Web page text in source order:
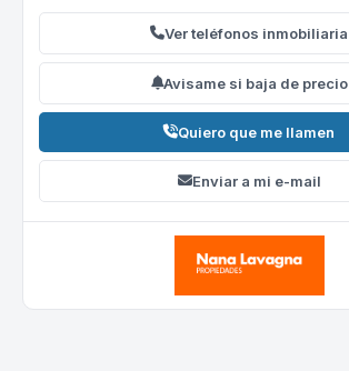
Ver teléfonos inmobiliaria
Avisame si baja de precio
Quiero que me llamen
Enviar a mi e-mail